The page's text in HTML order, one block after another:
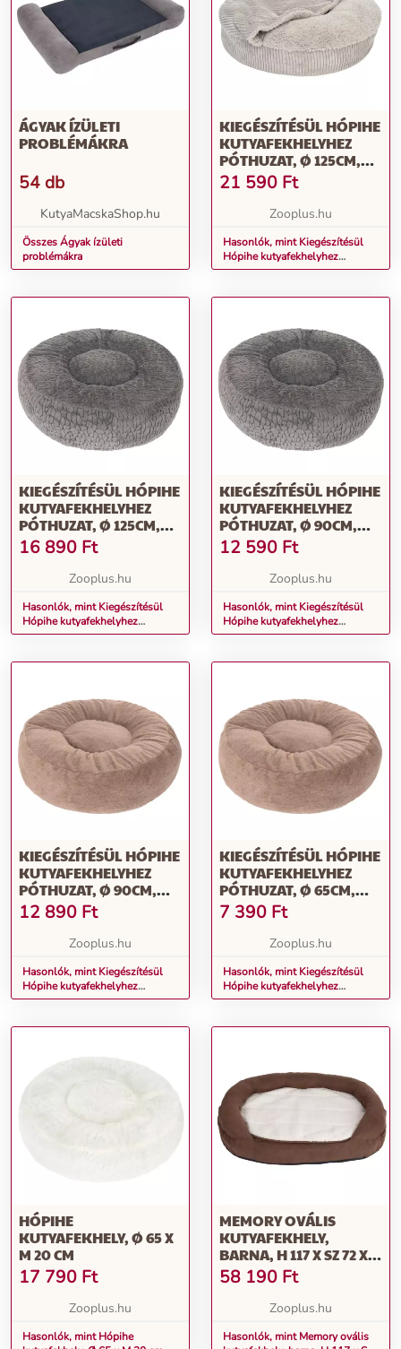
ÁGYAK ÍZÜLETI
PROBLÉMÁKRA
54 db
KutyaMacskaShop.hu
Összes Ágyak ízületi
problémákra
KIEGÉSZÍTÉSÜL HÓPIHE
KUTYAFEKHELYHEZ
PÓTHUZAT, Ø 125CM,
VILÁGOSSZÜRKE
21 590 Ft
Zooplus.hu
Hasonlók, mint Kiegészítésül
Hópihe kutyafekhelyhez
póthuzat, Ø 125cm,
KIEGÉSZÍTÉSÜL HÓPIHE
KUTYAFEKHELYHEZ
PÓTHUZAT, Ø 125CM,
SZÜRKE
16 890 Ft
Zooplus.hu
Hasonlók, mint Kiegészítésül
Hópihe kutyafekhelyhez
póthuzat, Ø 125cm, szürke
KIEGÉSZÍTÉSÜL HÓPIHE
KUTYAFEKHELYHEZ
PÓTHUZAT, Ø 90CM,
SZÜRKE
12 590 Ft
Zooplus.hu
Hasonlók, mint Kiegészítésül
Hópihe kutyafekhelyhez
póthuzat, Ø 90cm, szürke
KIEGÉSZÍTÉSÜL HÓPIHE
KUTYAFEKHELYHEZ
PÓTHUZAT, Ø 90CM,
BARNA
12 890 Ft
Zooplus.hu
Hasonlók, mint Kiegészítésül
Hópihe kutyafekhelyhez
póthuzat, Ø 90cm, barna
KIEGÉSZÍTÉSÜL HÓPIHE
KUTYAFEKHELYHEZ
PÓTHUZAT, Ø 65CM,
BARNA
7 390 Ft
Zooplus.hu
Hasonlók, mint Kiegészítésül
Hópihe kutyafekhelyhez
póthuzat, Ø 65cm, barna
HÓPIHE
KUTYAFEKHELY, Ø 65 X
M 20 CM
17 790 Ft
Zooplus.hu
Hasonlók, mint Hópihe
MEMORY OVÁLIS
KUTYAFEKHELY,
BARNA, H 117 X SZ 72 X
M 24 CM
58 190 Ft
Zooplus.hu
Hasonlók, mint Memory ovális